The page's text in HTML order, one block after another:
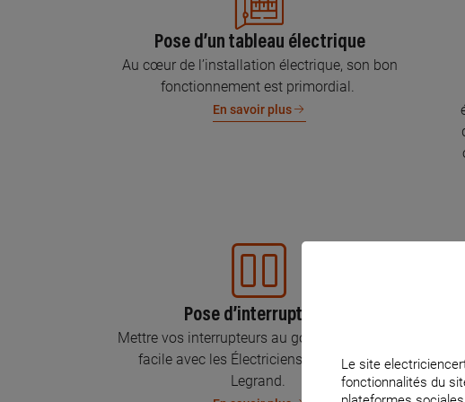
Pose d’un tableau électrique
Au cœur de l’installation électrique, son bon
fonctionnement est primordial.
En savoir plus
Pose d’interrupteurs
Mettre vos interrupteurs au goût du jour, c’est
facile avec les Électriciens Certifiés par
Legrand.
Le site
fonctionnalités du